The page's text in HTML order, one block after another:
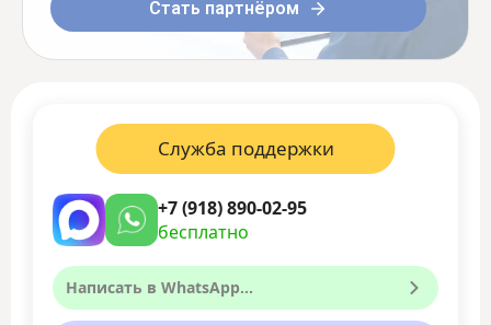
Стать партнёром
Служба поддержки
+7 (918) 890-02-95
бесплатно
Написать в WhatsApp...